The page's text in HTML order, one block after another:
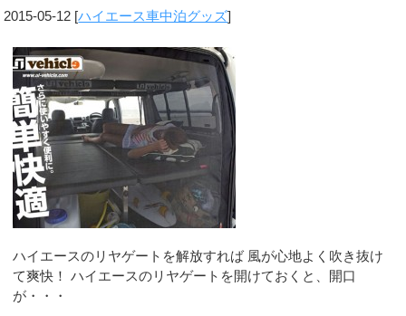
2015-05-12 [ハイエース車中泊グッズ]
ハイエースのリヤゲートを解放すれば 風が心地よく吹き抜け
て爽快！ ハイエースのリヤゲートを開けておくと、開口
が・・・